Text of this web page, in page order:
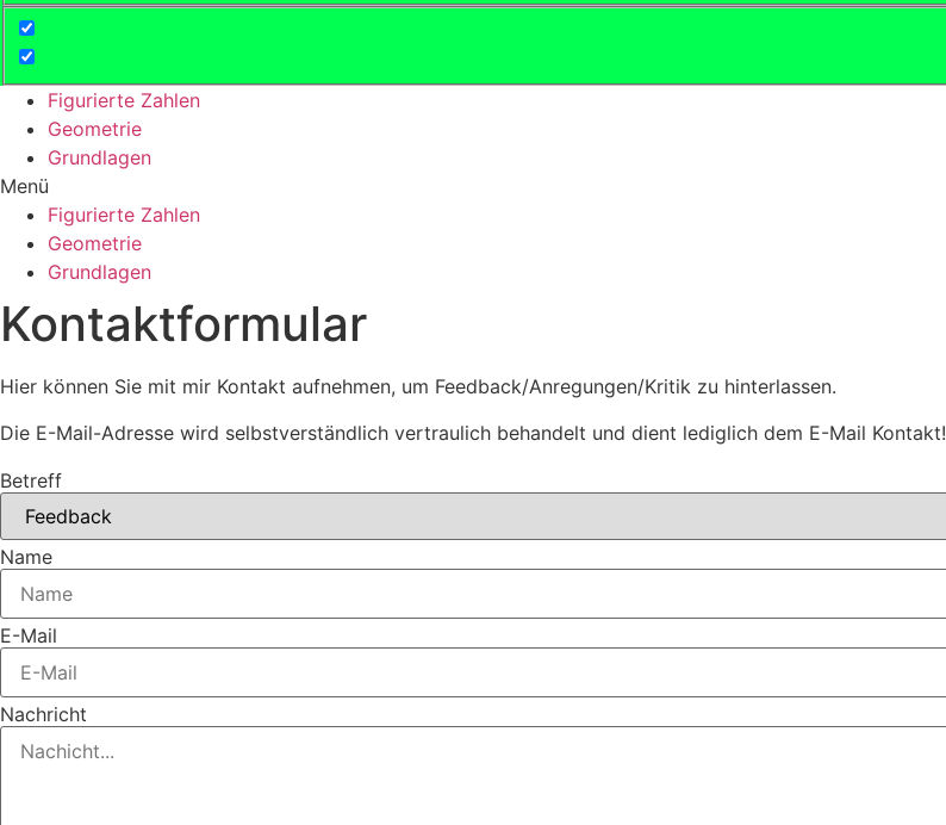
Figurierte Zahlen
Geometrie
Grundlagen
Menü
Figurierte Zahlen
Geometrie
Grundlagen
Kontaktformular
Hier können Sie mit mir Kontakt aufnehmen, um Feedback/Anregungen/Kritik zu hinterlassen.
Die E-Mail-Adresse wird selbstverständlich vertraulich behandelt und dient lediglich dem E-Mail Kontakt!
Betreff
Name
E-Mail
Nachricht